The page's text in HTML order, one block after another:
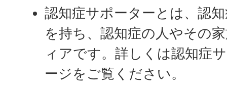
認知症サポーターとは、認
を持ち、認知症の人やその
ィアです。詳しくは認知症
ージをご覧ください。